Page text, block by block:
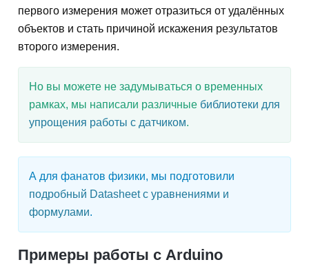
первого измерения может отразиться от удалённых
объектов и стать причиной искажения результатов
второго измерения.
Но вы можете не задумываться о временных
рамках, мы написали различные библиотеки для
упрощения работы с датчиком.
А для фанатов физики, мы подготовили
подробный Datasheet с уравнениями и
формулами.
Примеры работы с Arduino